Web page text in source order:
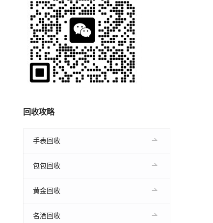
回收攻略
手表回收
包包回收
黄金回收
名酒回收